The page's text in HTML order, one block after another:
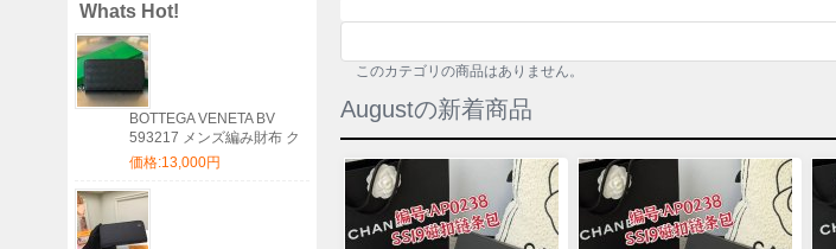
Whats Hot!
BOTTEGA VENETA BV
593217 メンズ編み財布 ク
ラシック編み牛皮 19x10cm
価格:13,000円
このカテゴリの商品はありません。
Augustの新着商品